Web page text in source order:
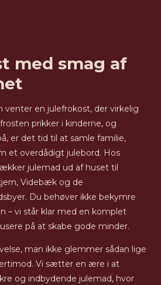
med smag af
en julefrokost, der virkelig
prikker i kinderne, og
er det tid til at samle familie,
et overdådigt julebord. Hos
julemad ud af huset til
Videbæk og de
Du behøver ikke bekymre
– vi står klar med en komplet
på at skabe gode minder.
man ikke glemmer sådan lige
Vi sætter en ære i at
og indbydende julemad, hvor